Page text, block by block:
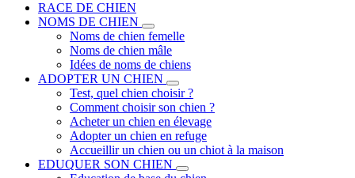
RACE DE CHIEN
NOMS DE CHIEN
Noms de chien femelle
Noms de chien mâle
Idées de noms de chiens
ADOPTER UN CHIEN
Test, quel chien choisir ?
Comment choisir son chien ?
Acheter un chien en élevage
Adopter un chien en refuge
Accueillir un chien ou un chiot à la maison
EDUQUER SON CHIEN